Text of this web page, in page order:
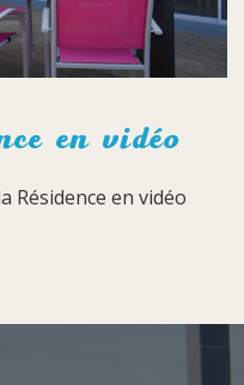
en vidéo
Résidence en vidéo